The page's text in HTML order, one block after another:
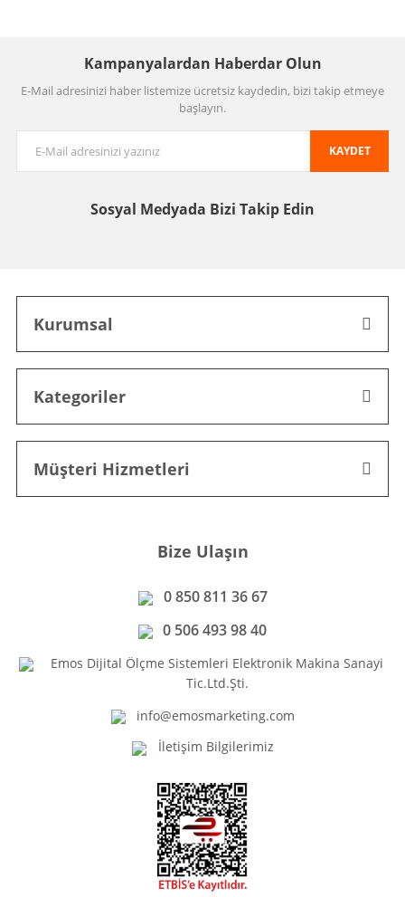
Kampanyalardan Haberdar Olun
E-Mail adresinizi haber listemize ücretsiz kaydedin, bizi takip etmeye
başlayın.
KAYDET
Sosyal Medyada Bizi Takip Edin
Kurumsal
Kategoriler
Müşteri Hizmetleri
Bize Ulaşın
0 850 811 36 67
0 506 493 98 40
Emos Dijital Ölçme Sistemleri Elektronik Makina Sanayi
Tic.Ltd.Şti.
info@emosmarketing.com
İletişim Bilgilerimiz